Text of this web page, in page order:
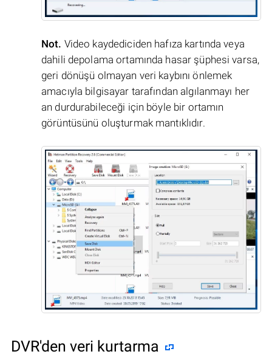
Not. Video kaydediciden hafıza kartında veya
dahili depolama ortamında hasar şüphesi varsa,
geri dönüşü olmayan veri kaybını önlemek
amacıyla bilgisayar tarafından algılanmayı her
an durdurabileceği için böyle bir ortamın
görüntüsünü oluşturmak mantıklıdır.
DVR'den veri kurtarma